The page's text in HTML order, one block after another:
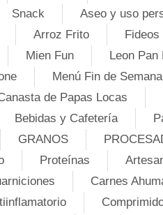
Snack
Aseo y uso
Arroz Frito
Fideos
Mien Fun
Leon Pan
Menú Fin de Semana
de Papas Locas
Bebidas y Cafetería
GRANOS
Proteínas
Carnes